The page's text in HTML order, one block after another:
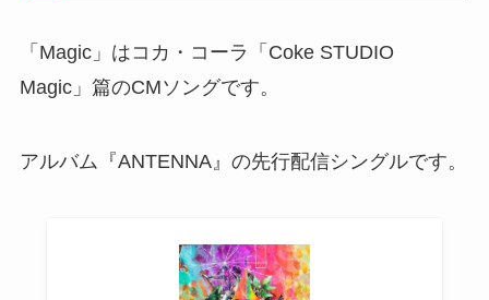
「Magic」はコカ・コーラ「Coke STUDIO
Magic」篇のCMソングです。
アルバム『ANTENNA』の先行配信シングルです。